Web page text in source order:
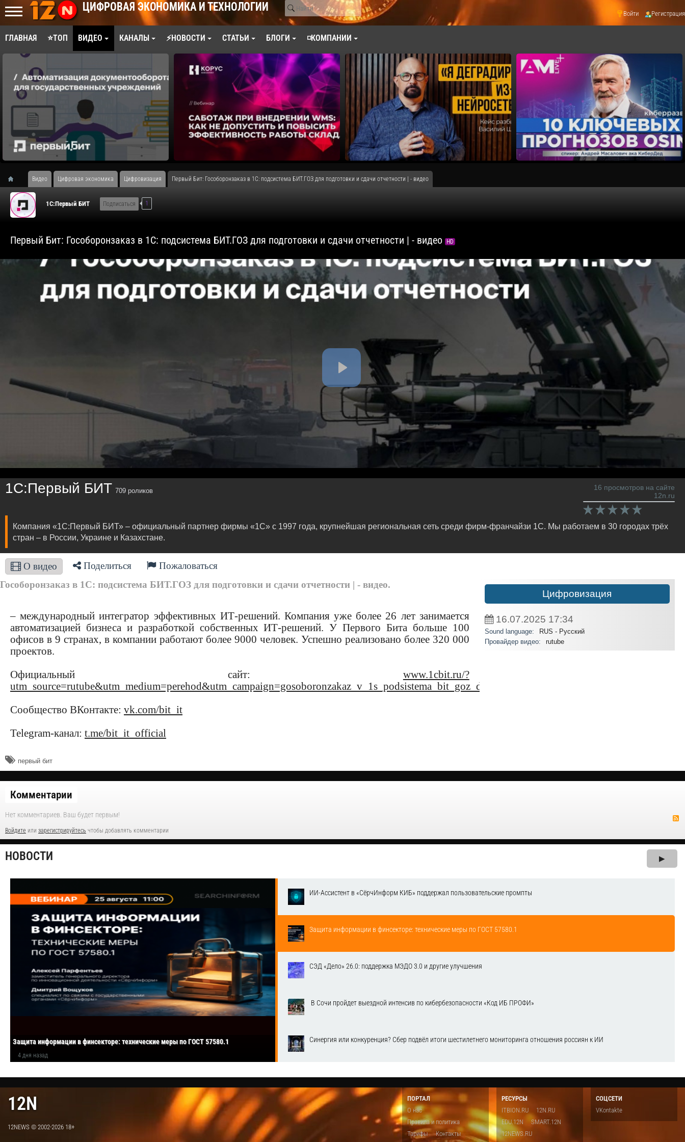
ЦИФРОВАЯ ЭКОНОМИКА И ТЕХНОЛОГИИ Войти Регистрация
ГЛАВНАЯ ⭐ТОП ВИДЕО КАНАЛЫ ⚡НОВОСТИ СТАТЬИ БЛОГИ ◽КОМПАНИИ
Видео Цифровая экономика Цифровизация Первый Бит: Гособоронзаказ в 1С: подсистема БИТ.ГОЗ для подготовки и сдачи отчетности | - видео
1С:Первый БИТ Подписаться 1
Первый Бит: Гособоронзаказ в 1С: подсистема БИТ.ГОЗ для подготовки и сдачи отчетности | - видео HD
1С:Первый БИТ 709 роликов
16 просмотров на сайте
12n.ru
Компания «1С:Первый БИТ» – официальный партнер фирмы «1С» с 1997 года, крупнейшая региональная сеть среди фирм-франчайзи 1С. Мы работаем в 30 городах трёх
стран – в России, Украине и Казахстане.
О видео Поделиться
Пожаловаться
Гособоронзаказ в 1С: подсистема БИТ.ГОЗ для подготовки и сдачи отчетности | - видео.
– международный интегратор эффективных ИТ-решений. Компания уже более 26 лет занимается
автоматизацией бизнеса и разработкой собственных ИТ-решений. У Первого Бита больше 100
офисов в 9 странах, в компании работают более 9000 человек. Успешно реализовано более 320 000
проектов.
Официальный сайт: www.1cbit.ru/?
utm_source=rutube&utm_medium=perehod&utm_campaign=gosoboronzakaz_v_1s_podsistema_bit_goz_dlya_podgotovki_i_sdachi_otchetnosti
Сообщество ВКонтакте: vk.com/bit_it
Telegram-канал: t.me/bit_it_official
​первый бит
Цифровизация
16.07.2025 17:34
Sound language:
RUS - Русский
Провайдер видео:
rutube
Комментарии
Нет комментариев. Ваш будет первым!
Войдите или зарегистрируйтесь чтобы добавлять комментарии
НОВОСТИ ▶
Защита информации в финсекторе: технические меры по ГОСТ 57580.1
4 дня назад
ИИ-Ассистент в «СёрчИнформ КИБ» поддержал пользовательские промпты
Защита информации в финсекторе: технические меры по ГОСТ 57580.1
СЭД «Дело» 26.0: поддержка МЭДО 3.0 и другие улучшения
​ В Сочи пройдет выездной интенсив по кибербезопасности «Код ИБ ПРОФИ»
Синергия или конкуренция? Сбер подвёл итоги шестилетнего мониторинга отношения россиян к ИИ
12N
12NEWS © 2002-2026 18+
ПОРТАЛ
О нас
Правила и политика
Тарифы
Контакты
РЕСУРСЫ
ITBION.RU
12N.RU
EDU.12N
SMART.12N
12NEWS.RU
СОЦСЕТИ
VKontakte